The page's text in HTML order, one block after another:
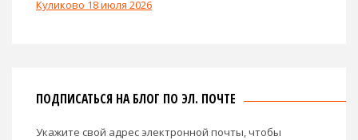
Куликово 18 июля 2026
ПОДПИСАТЬСЯ НА БЛОГ ПО ЭЛ. ПОЧТЕ
Укажите свой адрес электронной почты, чтобы